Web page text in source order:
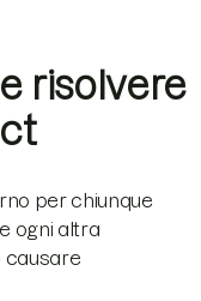
risolvere
per chiunque
ogni altra
causare